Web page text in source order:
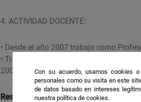
4. ACTIVIDAD DOCENTE:
• Desde el año 2007 trabajo como
• Trabajé como Profesora Asociada en
2005, 2006, 2007.
Resultados destacables
Con su acuerdo, usamos cookies
personales como su visita en este
de datos basado en intereses
nuestra política de cookies.